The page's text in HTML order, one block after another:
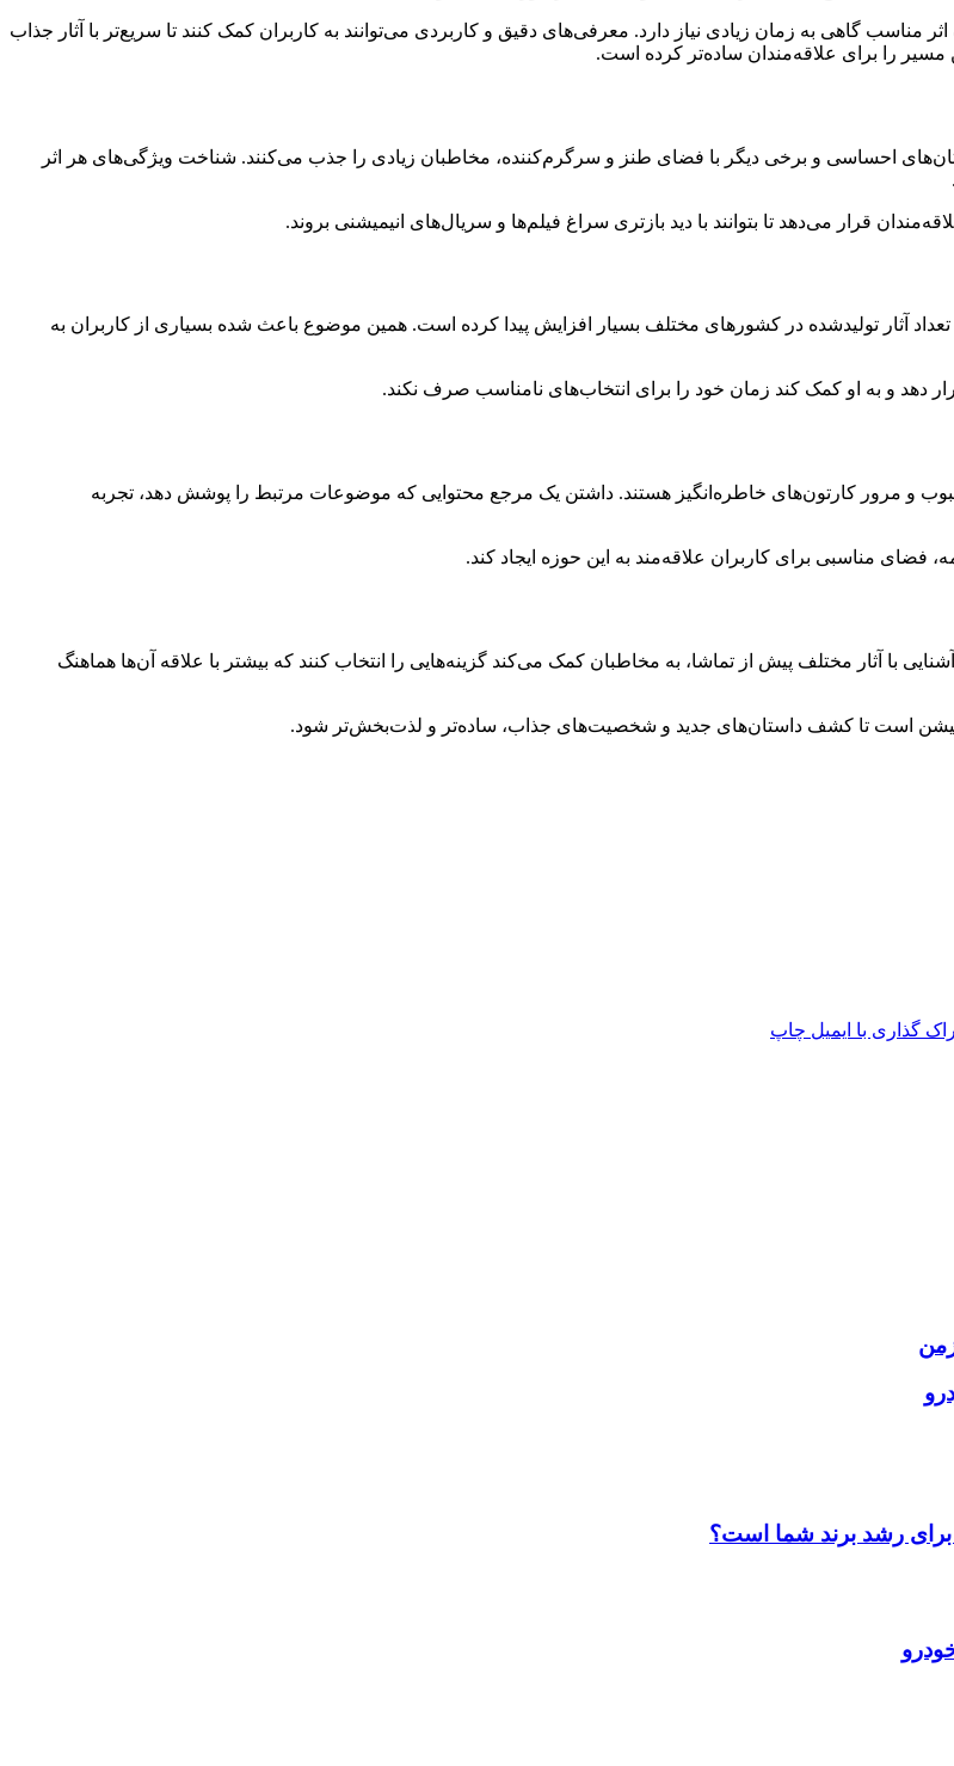
مناسب گاهی به زمان زیادی نیاز دارد. معرفی‌های دقیق و کاربردی می‌توانند به کاربران کمک کنند تا سریع‌تر با آثار جذاب
مسیر را برای علاقه‌مندان ساده‌تر کرده است.
احساسی و برخی دیگر با فضای طنز و سرگرم‌کننده، مخاطبان زیادی را جذب می‌کنند. شناخت ویژگی‌های هر اثر
قرار می‌دهد تا بتوانند با دید بازتری سراغ فیلم‌ها و سریال‌های انیمیشنی بروند.
آثار تولیدشده در کشورهای مختلف بسیار افزایش پیدا کرده است. همین موضوع باعث شده بسیاری از کاربران به
دهد و به او کمک کند زمان خود را برای انتخاب‌های نامناسب صرف نکند.
و مرور کارتون‌های خاطره‌انگیز هستند. داشتن یک مرجع محتوایی که موضوعات مرتبط را پوشش دهد، تجربه
فضای مناسبی برای کاربران علاقه‌مند به این حوزه ایجاد کند.
با آثار مختلف پیش از تماشا، به مخاطبان کمک می‌کند گزینه‌هایی را انتخاب کنند که بیشتر با علاقه آن‌ها هماهنگ
است تا کشف داستان‌های جدید و شخصیت‌های جذاب، ساده‌تر و لذت‌بخش‌تر شود.
گذاری با ایمیل چاپ
برای رشد برند شما است؟